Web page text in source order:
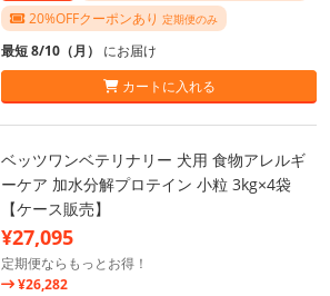
20%OFFクーポンあり 定期便のみ
最短 8/10（月） にお届け
カートに入れる
ベッツワンベテリナリー 犬用 食物アレルギ
ーケア 加水分解プロテイン 小粒 3kg×4袋
【ケース販売】
¥27,095
定期便ならもっとお得！
¥26,282